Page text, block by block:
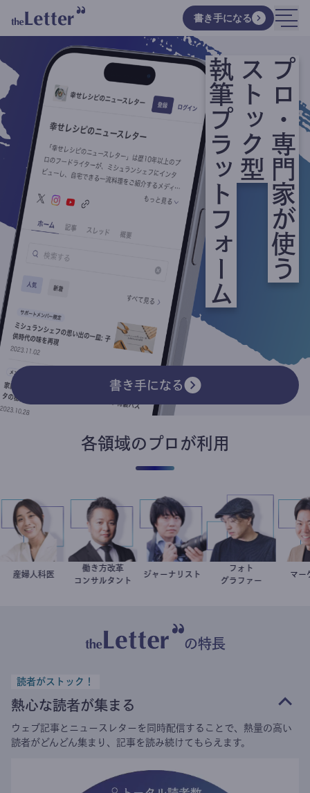
書き手になる
プロ・専門家が使う
ストック型
執筆プラットフォーム
書き手になる
各領域のプロが利用
稲葉可奈子
産婦人科医 新田龍
働き方改革
コンサルタント
志葉玲
ジャーナリスト 別所隆弘
フォト
グラファー
の特長
読者がストック！
熱心な読者が集まる
ウェブ記事とニュースレターを同時配信することで、熱量の高い
読者がどんどん集まり、記事を読み続けてもらえます。